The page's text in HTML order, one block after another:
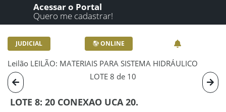
Acessar o Portal
Quero me cadastrar!
JUDICIAL ONLINE
Leilão LEILÃO: MATERIAIS PARA SISTEMA HIDRÁULICO
LOTE 8 de 10
LOTE 8: 20 CONEXAO UCA 20.